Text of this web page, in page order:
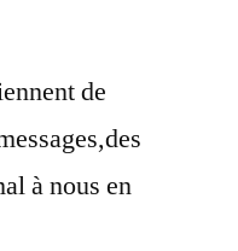
de
à nous en